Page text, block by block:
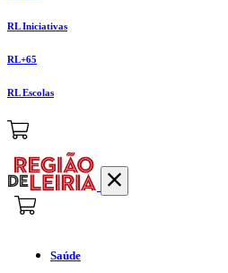
RL Iniciativas
RL+65
RL Escolas
Saúde